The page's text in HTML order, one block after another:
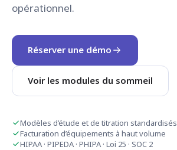
opérationnel.
Réserver une démo
Voir les modules du sommeil
Modèles d’étude et de titration standardisés
Facturation d’équipements à haut volume
HIPAA · PIPEDA · PHIPA · Loi 25 · SOC 2